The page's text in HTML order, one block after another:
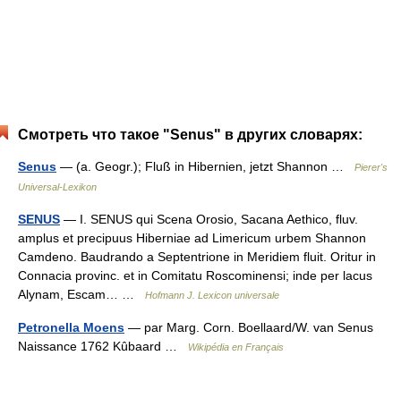
Смотреть что такое "Senus" в других словарях:
Senus — (a. Geogr.); Fluß in Hibernien, jetzt Shannon …
Pierer's
Universal-Lexikon
SENUS — I. SENUS qui Scena Orosio, Sacana Aethico, fluv.
amplus et precipuus Hiberniae ad Limericum urbem Shannon
Camdeno. Baudrando a Septentrione in Meridiem fluit. Oritur in
Connacia provinc. et in Comitatu Roscominensi; inde per lacus
Alynam, Escam… …
Hofmann J. Lexicon universale
Petronella Moens — par Marg. Corn. Boellaard/W. van Senus
Naissance 1762 Kûbaard …
Wikipédia en Français